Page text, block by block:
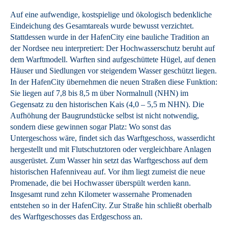
Auf eine aufwendige, kostspielige und ökologisch bedenkliche
Eindeichung des Gesamtareals wurde bewusst verzichtet.
Stattdessen wurde in der HafenCity eine bauliche Tradition an
der Nordsee neu interpretiert: Der Hochwasserschutz beruht auf
dem Warftmodell. Warften sind aufgeschüttete Hügel, auf denen
Häuser und Siedlungen vor steigendem Wasser geschützt liegen.
In der HafenCity übernehmen die neuen Straßen diese Funktion:
Sie liegen auf 7,8 bis 8,5 m über Normalnull (NHN) im
Gegensatz zu den historischen Kais (4,0 – 5,5 m NHN). Die
Aufhöhung der Baugrundstücke selbst ist nicht notwendig,
sondern diese gewinnen sogar Platz: Wo sonst das
Untergeschoss wäre, findet sich das Warftgeschoss, wasserdicht
hergestellt und mit Flutschutztoren oder vergleichbare Anlagen
ausgerüstet. Zum Wasser hin setzt das Warftgeschoss auf dem
historischen Hafenniveau auf. Vor ihm liegt zumeist die neue
Promenade, die bei Hochwasser überspült werden kann.
Insgesamt rund zehn Kilometer wassernahe Promenaden
entstehen so in der HafenCity. Zur Straße hin schließt oberhalb
des Warftgeschosses das Erdgeschoss an.